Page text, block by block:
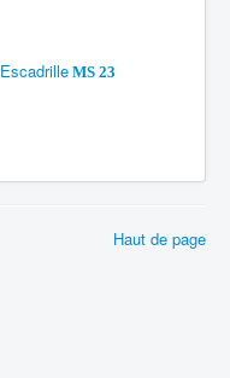
Escadrille MS 23
Haut de page